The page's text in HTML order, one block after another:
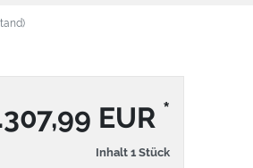
EUR *
Inhalt 1 Stück